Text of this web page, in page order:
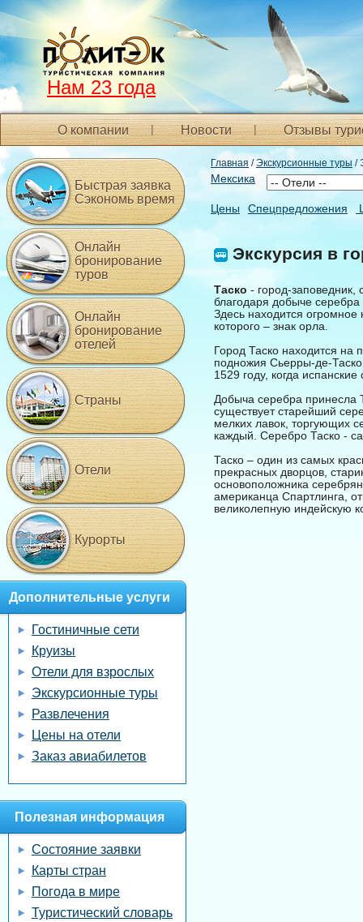
Нам 23 года
О компании Новости Отзывы
Главная /Экскурсионные туры /
Мексика
Цены Спецпредложения
Экскурсия в
Таско - город-заповедник,
благодаря добыче
Здесь находится огромное
которого – знак орла.
Город Таско находится на
подножия Сьерры-де-
1529 году, когда
Добыча серебра принесла
существует старейший
мелких лавок, торгующих
каждый. Серебро Таско -
Таско – один из самых
прекрасных дворцов,
основоположника
американца Спартлинга,
великолепную индейскую
Быстрая заявка
Сэкономь время
Онлайн
бронирование
туров
Онлайн
бронирование
отелей
Страны
Отели
Курорты
Дополнительные услуги
Гостиничные сети
Круизы
Отели для взрослых
Экскурсионные туры
Развлечения
Цены на отели
Заказ авиабилетов
Полезная информация
Состояние заявки
Карты стран
Погода в мире
Туристический словарь